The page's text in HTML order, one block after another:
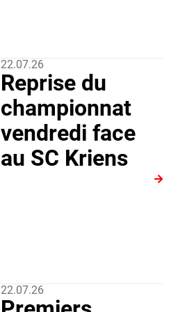
22.07.26
Reprise du
championnat
vendredi face
au SC Kriens
22.07.26